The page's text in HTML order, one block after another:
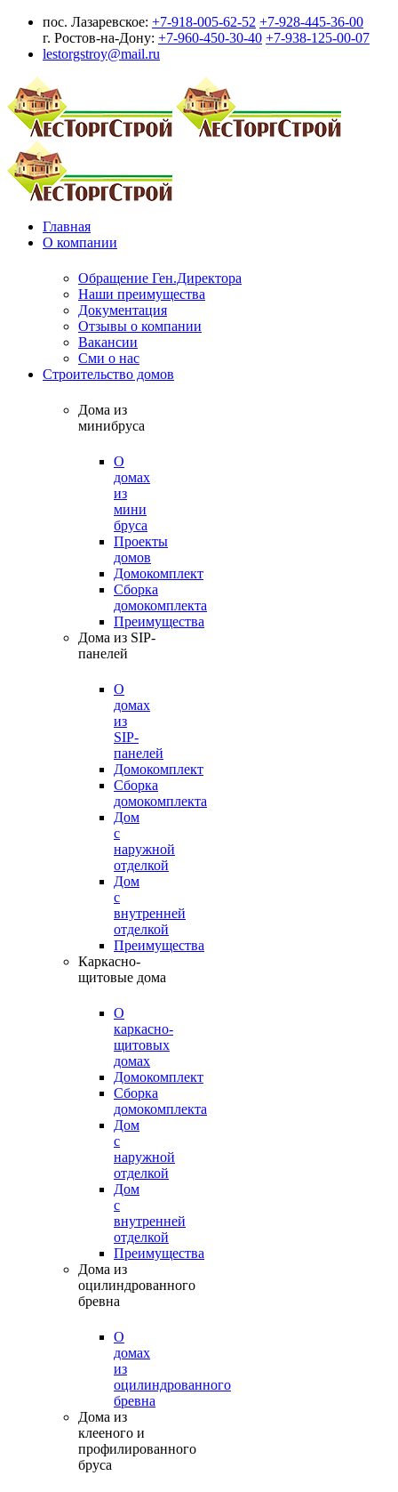
пос. Лазаревское: +7-918-005-62-52 +7-928-445-36-00
г. Ростов-на-Дону: +7-960-450-30-40 +7-938-125-00-07
lestorgstroy@mail.ru
Главная
О компании
Обращение Ген.Директора
Наши преимущества
Документация
Отзывы о компании
Вакансии
Сми о нас
Строительство домов
Дома из
минибруса
О
домах
из
мини
бруса
Проекты
домов
Домокомплект
Сборка
домокомплекта
Преимущества
Дома из SIP-
панелей
О
домах
из
SIP-
панелей
Домокомплект
Сборка
домокомплекта
Дом
с
наружной
отделкой
Дом
с
внутренней
отделкой
Преимущества
Каркасно-
щитовые дома
О
каркасно-
щитовых
домах
Домокомплект
Сборка
домокомплекта
Дом
с
наружной
отделкой
Дом
с
внутренней
отделкой
Преимущества
Дома из
оцилиндрованного
бревна
О
домах
из
оцилиндрованного
бревна
Дома из
клееного и
профилированного
бруса